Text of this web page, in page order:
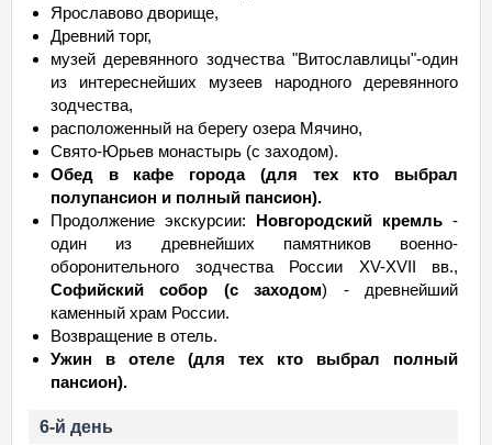
Ярославово дворище,
Древний торг,
музей деревянного зодчества "Витославлицы"-один
из интереснейших музеев народного деревянного
зодчества,
расположенный на берегу озера Мячино,
Свято-Юрьев монастырь (с заходом).
Обед в кафе города (для тех кто выбрал
полупансион и полный пансион).
Продолжение экскурсии: Новгородский кремль -
один из древнейших памятников военно-
оборонительного зодчества России XV-XVII вв.,
Софийский собор (с заходом) - древнейший
каменный храм России.
Возвращение в отель.
Ужин в отеле (для тех кто выбрал полный
пансион).
6-й день